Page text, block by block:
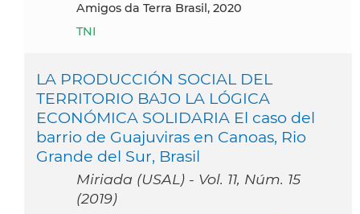
Amigos da Terra Brasil, 2020
TNI
LA PRODUCCIÓN SOCIAL DEL
TERRITORIO BAJO LA LÓGICA
ECONÓMICA SOLIDARIA El caso del
barrio de Guajuviras en Canoas, Rio
Grande del Sur, Brasil
Miriada (USAL) - Vol. 11, Núm. 15
(2019)